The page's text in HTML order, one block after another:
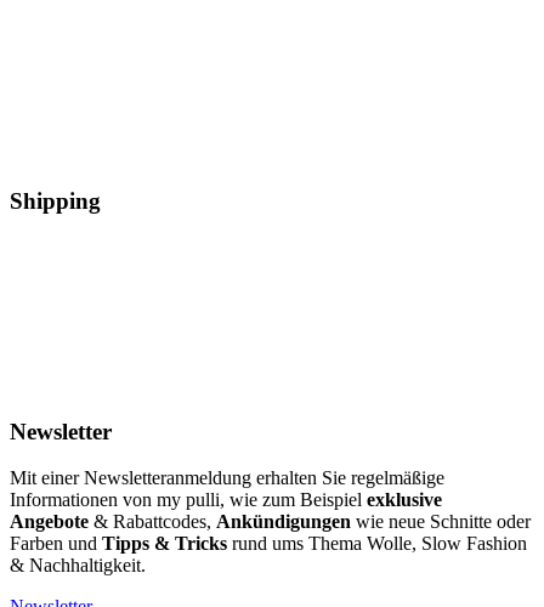
Shipping
Newsletter
Mit einer Newsletteranmeldung erhalten Sie regelmäßige
Informationen von my pulli, wie zum Beispiel exklusive
Angebote & Rabattcodes, Ankündigungen wie neue Schnitte oder
Farben und Tipps & Tricks rund ums Thema Wolle, Slow Fashion
& Nachhaltigkeit.